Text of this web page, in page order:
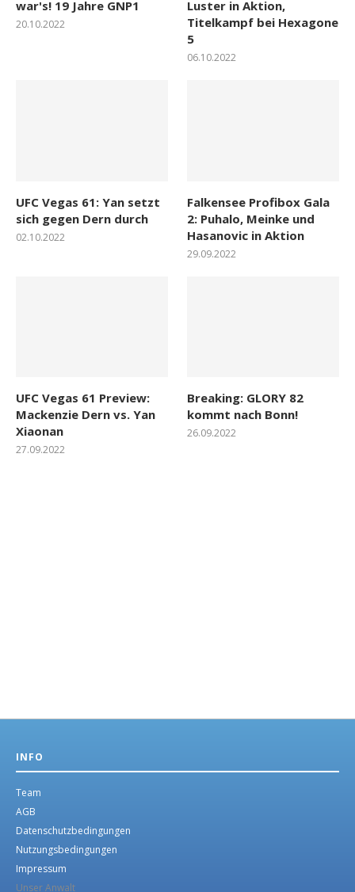
war's! 19 Jahre GNP1
20.10.2022
Luster in Aktion,
Titelkampf bei Hexagone
5
06.10.2022
UFC Vegas 61: Yan setzt
sich gegen Dern durch
02.10.2022
Falkensee Profibox Gala
2: Puhalo, Meinke und
Hasanovic in Aktion
29.09.2022
UFC Vegas 61 Preview:
Mackenzie Dern vs. Yan
Xiaonan
27.09.2022
Breaking: GLORY 82
kommt nach Bonn!
26.09.2022
INFO
Team
AGB
Datenschutzbedingungen
Nutzungsbedingungen
Impressum
Unser Anwalt